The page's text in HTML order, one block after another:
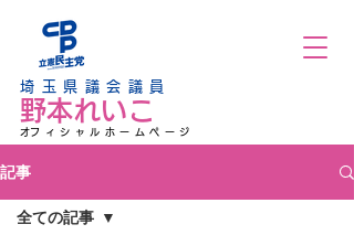
野本れいこ
​オフィシャルホームページ
埼玉県議会議員
記事
全ての記事